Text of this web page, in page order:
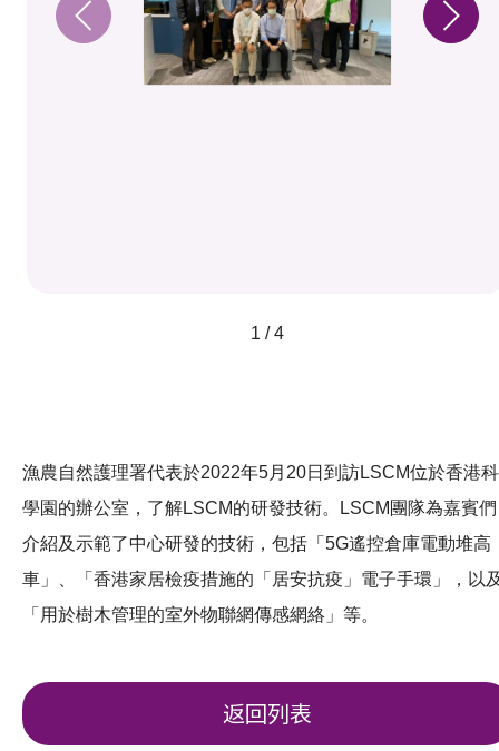
1 / 4
漁農自然護理署代表於2022年5月20日到訪LSCM位於香港科
學園的辦公室，了解LSCM的研發技術。LSCM團隊為嘉賓們
介紹及示範了中心研發的技術，包括「5G遙控倉庫電動堆高
車」、「香港家居檢疫措施的「居安抗疫」電子手環」，以
「用於樹木管理的室外物聯網傳感網絡」等。
返回列表